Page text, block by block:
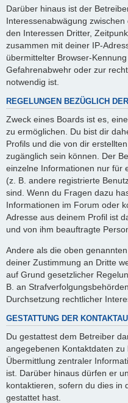
Darüber hinaus ist der
Interessenabwägung
den Interessen Dritter,
zusammen mit deiner IP-
übermittelter Browser-
Gefahrenabwehr oder zur
notwendig ist.
REGELUNGEN BEZÜGLICH
Zweck eines Boards ist es,
zu ermöglichen. Du bist dir
Profils und die von dir
zugänglich sein können. Der
einzelne Informationen nur für
(z. B. andere registrierte
sind. Wenn du Fragen dazu
Informationen im Forum oder
Adresse aus deinem Profil ist
und von ihm beauftragte
Andere als die oben
deiner Zustimmung an Dritte
auf Grund gesetzlicher
B. an
Durchsetzung rechtlicher
GESTATTUNG DER
Du gestattest dem Betreiber
angegebenen Kontaktdaten
Übermittlung zentraler
ist. Darüber hinaus dürfen er
kontaktieren, sofern du dies in
gestattet hast.